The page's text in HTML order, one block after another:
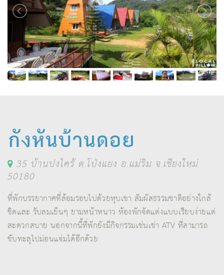
กังหันบ้านดอย
35 บ้านปงไคร้ ต.โป่งแยง อ.แม่ริม จ.เชียงใหม่
50180
ที่พักบรรยากาศที่ล้อมรอบไปด้วยหุบเขา สัมผัสธรรมชาติอย่างใกล้
ชิดและ รับลมเย็นๆ ยามหน้าหนาว ห้องพักจัดแต่งแบบเรียบง่ายแต่
สะดวกสบาย นอกจากนี้ที่พักยังมีกิจกรรมเช่นเช่า ATV ที่สามารถ
ขับทะลุไปม่อนแจ่มได้อีกด้วย